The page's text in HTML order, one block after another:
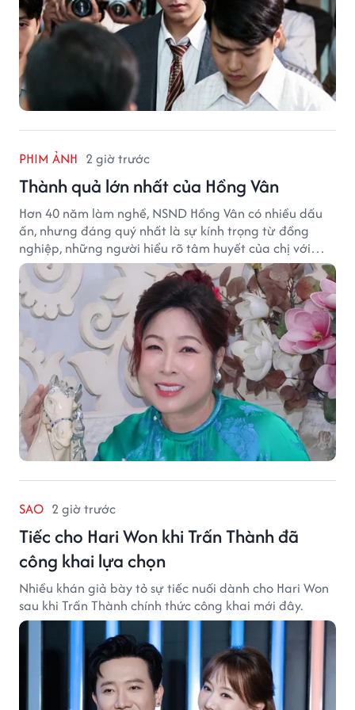
PHIM ẢNH 2 giờ trước
Thành quả lớn nhất của Hồng Vân
Hơn 40 năm làm nghề, NSND Hồng Vân có nhiều dấu
ấn, nhưng đáng quý nhất là sự kính trọng từ đồng
nghiệp, những người hiểu rõ tâm huyết của chị với
nghệ thuật.
SAO 2 giờ trước
Tiếc cho Hari Won khi Trấn Thành đã
công khai lựa chọn
Nhiều khán giả bày tỏ sự tiếc nuối dành cho Hari Won
sau khi Trấn Thành chính thức công khai mới đây.